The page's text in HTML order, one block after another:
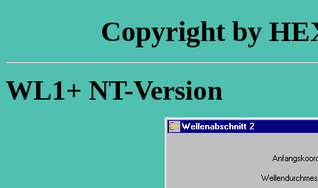
Copyright by
WL1+ NT-Version